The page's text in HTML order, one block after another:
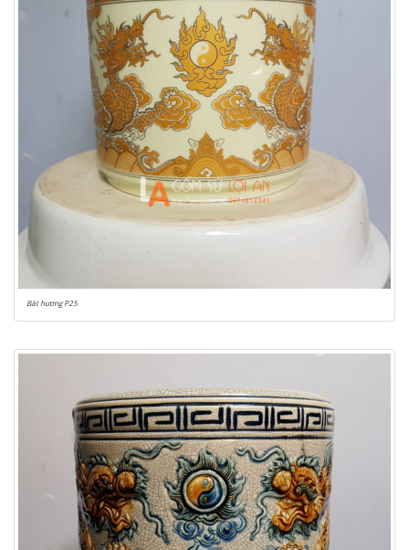
Bát hương P25